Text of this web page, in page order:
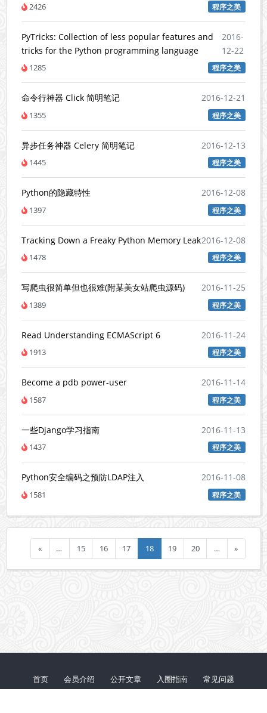
2426 程序之美
PyTricks: Collection of less popular features and
tricks for the Python programming language
2016-
12-22
1285 程序之美
命令行神器 Click 简明笔记 2016-12-21
1355 程序之美
异步任务神器 Celery 简明笔记 2016-12-13
1445 程序之美
Python的隐藏特性 2016-12-08
1397 程序之美
Tracking Down a Freaky Python Memory Leak2016-12-08
1478 程序之美
写爬虫很简单但也很难(附某美女站爬虫源码) 2016-11-25
1389 程序之美
Read Understanding ECMAScript 6 2016-11-24
1913 程序之美
Become a pdb power-user 2016-11-14
1587 程序之美
一些Django学习指南 2016-11-13
1437 程序之美
Python安全编码之预防LDAP注入 2016-11-08
1581 程序之美
« … 15 16 17 18 19 20 … »
首页 会员介绍 公开文章 入圈指南 常见问题